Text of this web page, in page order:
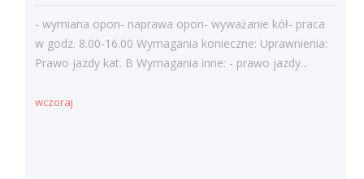
- wymiana opon- naprawa opon- wyważanie kół- praca
w godz. 8.00-16.00 Wymagania konieczne: Uprawnienia:
Prawo jazdy kat. B Wymagania inne: - prawo jazdy...
wczoraj